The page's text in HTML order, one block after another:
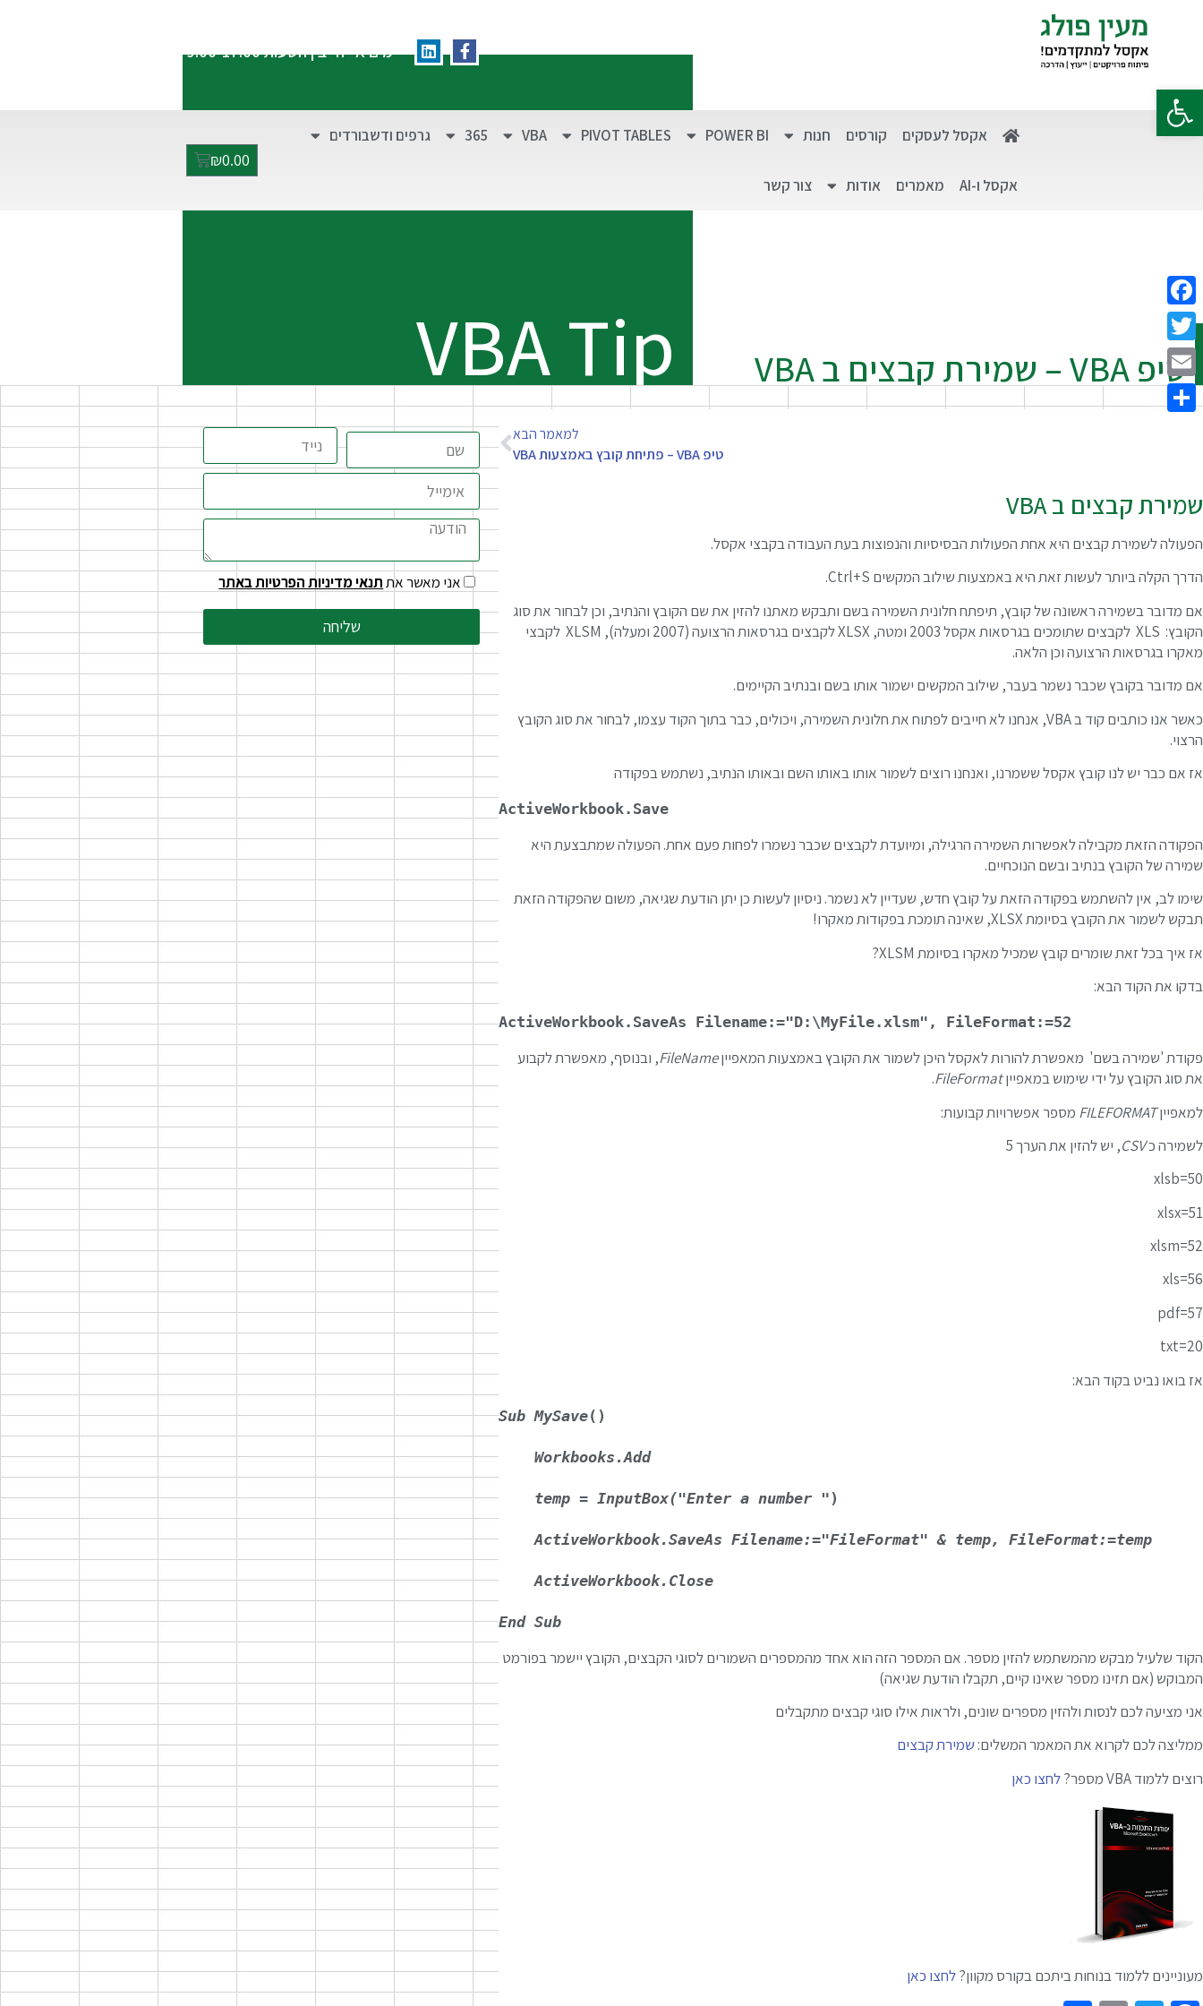
פתח סרגל נגישות
ימים א'-ה' בין השעות 9:00-17:00
אקסל לעסקים קורסים חנות POWER BI
PIVOT TABLES
VBA
365 גרפים ודשבורדים
אקסל ו-AI מאמרים אודות צור קשר
₪0.00
טיפ VBA – שמירת קבצים ב VBA VBA Tip
למאמר הבא
טיפ VBA – פתיחת קובץ באמצעות VBA
שמירת קבצים ב VBA
הפעולה לשמירת קבצים היא אחת הפעולות הבסיסיות והנפוצות בעת העבודה בקבצי אקסל.
הדרך הקלה ביותר לעשות זאת היא באמצעות שילוב המקשים Ctrl+S.
אם מדובר בשמירה ראשונה של קובץ, תיפתח חלונית השמירה בשם ותבקש מאתנו להזין את שם הקובץ והנתיב, וכן לבחור את סוג
הקובץ: XLS לקבצים שתומכים בגרסאות אקסל 2003 ומטה, XLSX לקבצים בגרסאות הרצועה (2007 ומעלה), XLSM לקבצי
מאקרו בגרסאות הרצועה וכן הלאה.
אם מדובר בקובץ שכבר נשמר בעבר, שילוב המקשים ישמור אותו בשם ובנתיב הקיימים.
כאשר אנו כותבים קוד ב VBA, אנחנו לא חייבים לפתוח את חלונית השמירה, ויכולים, כבר בתוך הקוד עצמו, לבחור את סוג הקובץ
הרצוי.
אז אם כבר יש לנו קובץ אקסל ששמרנו, ואנחנו רוצים לשמור אותו באותו השם ובאותו הנתיב, נשתמש בפקודה
ActiveWorkbook.Save
הפקודה הזאת מקבילה לאפשרות השמירה הרגילה, ומיועדת לקבצים שכבר נשמרו לפחות פעם אחת. הפעולה שמתבצעת היא
שמירה של הקובץ בנתיב ובשם הנוכחיים.
שימו לב, אין להשתמש בפקודה הזאת על קובץ חדש, שעדיין לא נשמר. ניסיון לעשות כן יתן הודעת שגיאה, משום שהפקודה הזאת
תבקש לשמור את הקובץ בסיומת XLSX, שאינה תומכת בפקודות מאקרו!
אז איך בכל זאת שומרים קובץ שמכיל מאקרו בסיומת XLSM?
בדקו את הקוד הבא:
ActiveWorkbook.SaveAs Filename:="D:\MyFile.xlsm", FileFormat:=52
פקודת 'שמירה בשם' מאפשרת להורות לאקסל היכן לשמור את הקובץ באמצעות המאפייןFileName, ובנוסף, מאפשרת לקבוע
את סוג הקובץ על ידי שימוש במאפייןFileFormat
.
למאפייןFILEFORMAT מספר אפשרויות קבועות:
לשמירה כCSV, יש להזין את הערך 5
xlsb=50
xlsx=51
xlsm=52
xls=56
pdf=57
txt=20
אז בואו נביט בקוד הבא:
Sub MySave()
Workbooks.Add
temp = InputBox("Enter a number ")
ActiveWorkbook.SaveAs Filename:="FileFormat" & temp, FileFormat:=temp
ActiveWorkbook.Close
End Sub
הקוד שלעיל מבקש מהמשתמש להזין מספר. אם המספר הזה הוא אחד מהמספרים השמורים לסוגי הקבצים, הקובץ יישמר בפורמט
המבוקש (אם תזינו מספר שאינו קיים, תקבלו הודעת שגיאה)
אני מציעה לכם לנסות ולהזין מספרים שונים, ולראות אילו סוגי קבצים מתקבלים
ממליצה לכם לקרוא את המאמר המשלים: שמירת קבצים
רוצים ללמוד VBA מספר?
לחצו כאן
מעוניינים ללמוד בנוחות ביתכם בקורס מקוון?לחצו כאן
אני מאשר אתתנאי מדיניות הפרטיות באתר
שליחה
Facebook
Twitter
Email